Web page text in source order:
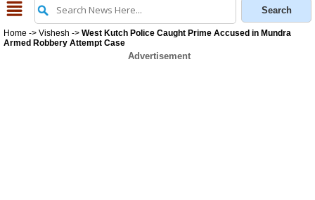
Home -> Vishesh -> West Kutch Police Caught Prime Accused in Mundra
Armed Robbery Attempt Case
Advertisement